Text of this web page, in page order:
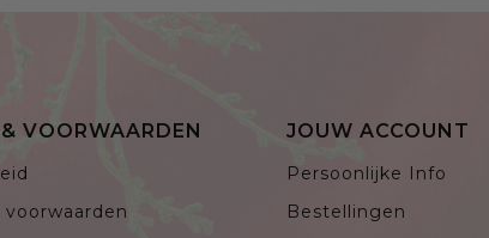
VOORWAARDEN JOUW ACCOUNT
Persoonlijke Info
Bestellingen